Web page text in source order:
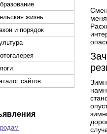
жизнь
и порядок
сайтов